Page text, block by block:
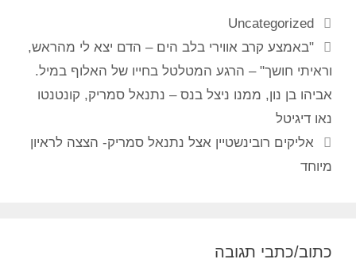
Uncategorized
"באמצע קרב אווירי בלב הים – הדם יצא לי מהראש,
וראיתי חושך" – הרגע המטלטל בחייו של האלוף במיל.
אביהו בן נון, ממנו ניצל בנס – נתנאל סמריק, קונטנטו
נאו דיגיטל
אליקים רובינשטיין אצל נתנאל סמריק- הצצה לראיון
מיוחד
כתוב/כתבי תגובה